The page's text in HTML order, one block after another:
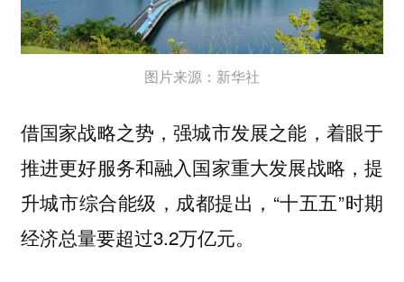
图片来源：新华社
借国家战略之势，强城市发展之能，着眼于
推进更好服务和融入国家重大发展战略，提
升城市综合能级，成都提出，“十五五”时期
经济总量要超过3.2万亿元。